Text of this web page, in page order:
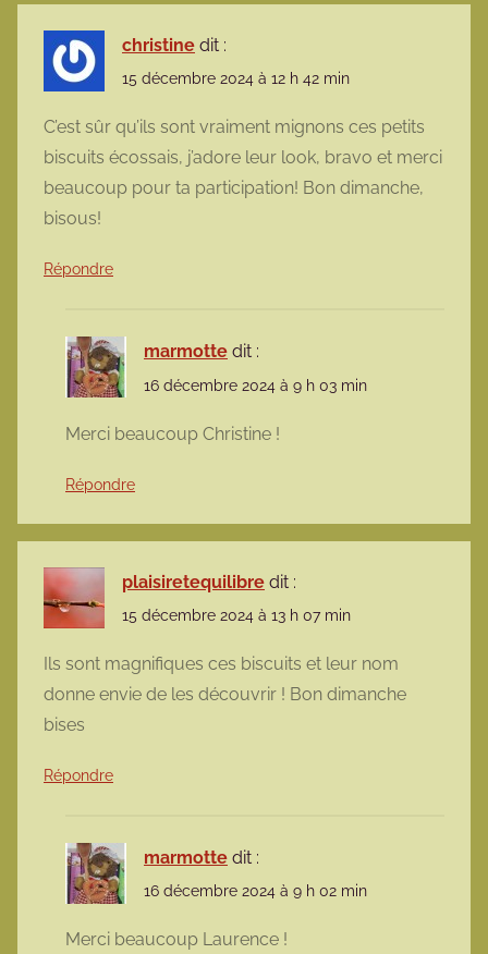
christine dit :
15 décembre 2024 à 12 h 42 min
C’est sûr qu’ils sont vraiment mignons ces petits
biscuits écossais, j’adore leur look, bravo et merci
beaucoup pour ta participation! Bon dimanche,
bisous!
Répondre
marmotte dit :
16 décembre 2024 à 9 h 03 min
Merci beaucoup Christine !
Répondre
plaisiretequilibre dit :
15 décembre 2024 à 13 h 07 min
Ils sont magnifiques ces biscuits et leur nom
donne envie de les découvrir ! Bon dimanche
bises
Répondre
marmotte dit :
16 décembre 2024 à 9 h 02 min
Merci beaucoup Laurence !